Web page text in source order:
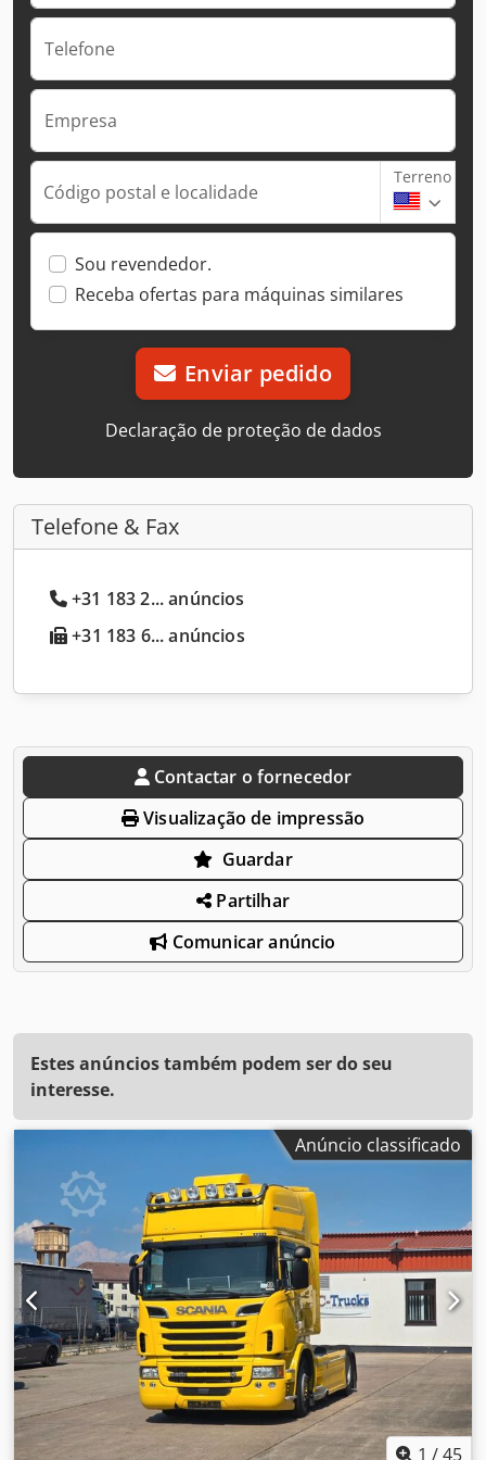
Telefone
Empresa
Código postal e localidade
Terreno
Sou revendedor.
Receba ofertas para máquinas similares
Enviar pedido
Declaração de proteção de dados
Telefone & Fax
+31 183 2... anúncios
+31 183 6... anúncios
Contactar o fornecedor
Visualização de impressão
Guardar
Partilhar
Comunicar anúncio
Estes anúncios também podem ser do seu
interesse.
Anúncio classificado
1 /45